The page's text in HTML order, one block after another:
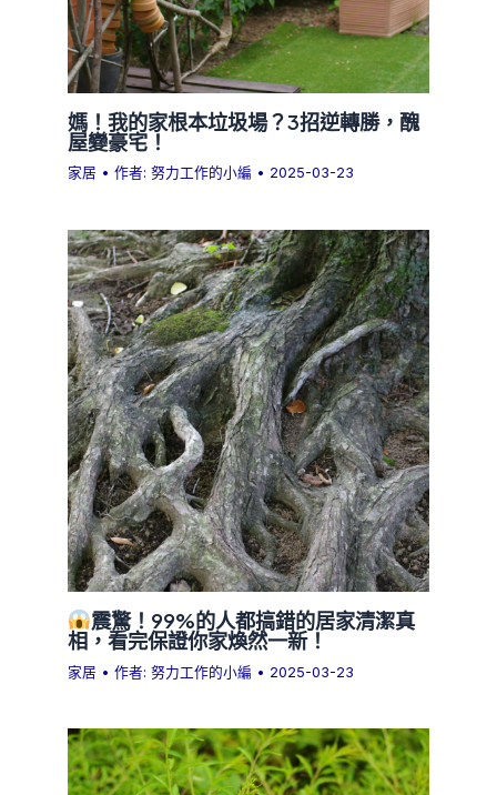
媽！我的家根本垃圾場？3招逆轉勝，醜
屋變豪宅！
家居 • 作者:努力工作的小編 • 2025-03-23
震驚！99%的人都搞錯的居家清潔真
相，看完保證你家煥然一新！
家居 • 作者:努力工作的小編 • 2025-03-23